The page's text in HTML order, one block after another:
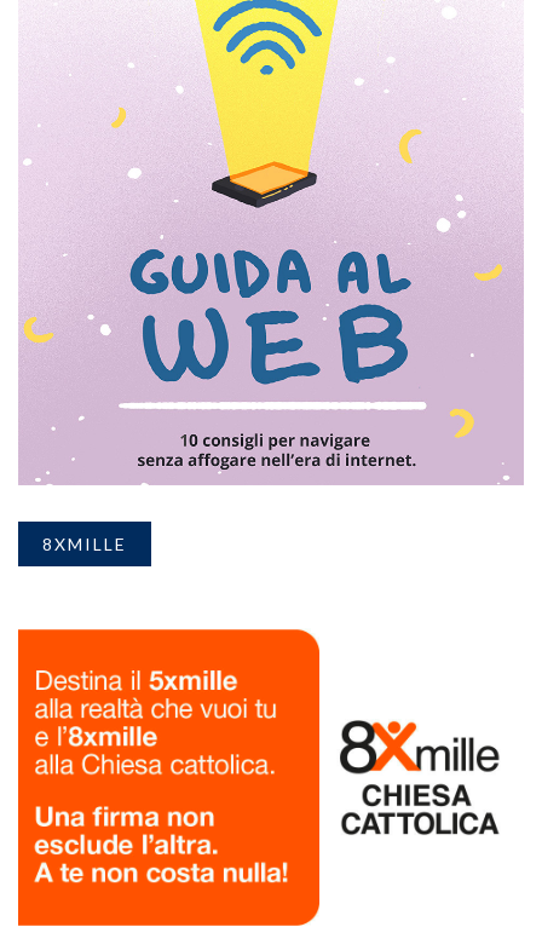
8XMILLE